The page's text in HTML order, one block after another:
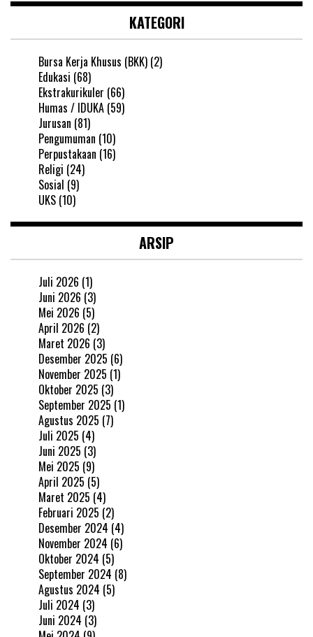
KATEGORI
Bursa Kerja Khusus (BKK) (2)
Edukasi (68)
Ekstrakurikuler (66)
Humas / IDUKA (59)
Jurusan (81)
Pengumuman (10)
Perpustakaan (16)
Religi (24)
Sosial (9)
UKS (10)
ARSIP
Juli 2026 (1)
Juni 2026 (3)
Mei 2026 (5)
April 2026 (2)
Maret 2026 (3)
Desember 2025 (6)
November 2025 (1)
Oktober 2025 (3)
September 2025 (1)
Agustus 2025 (7)
Juli 2025 (4)
Juni 2025 (3)
Mei 2025 (9)
April 2025 (5)
Maret 2025 (4)
Februari 2025 (2)
Desember 2024 (4)
November 2024 (6)
Oktober 2024 (5)
September 2024 (8)
Agustus 2024 (5)
Juli 2024 (3)
Juni 2024 (3)